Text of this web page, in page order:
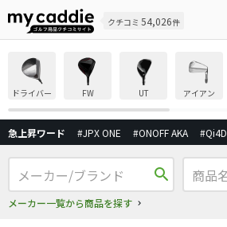
クチコミ 54,026件
ドライバー FW UT アイアン
急上昇ワード #JPX ONE #ONOFF AKA #Qi4D
search
メーカー一覧から商品を探す